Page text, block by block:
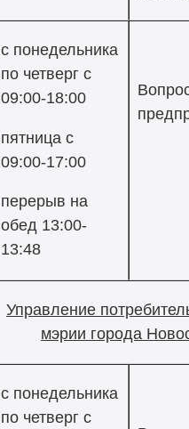
с понедельника
по четверг с
09:00-18:00
пятница с
09:00-17:00
перерыв на
обед 13:00-
13:48
Управление
мэрии города
с понедельника
по четверг с